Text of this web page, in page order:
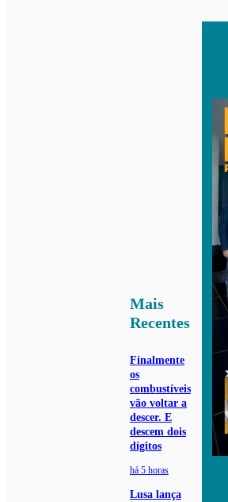
Mais
Recentes
Finalmente
os
combustíveis
vão voltar a
descer. E
descem dois
dígitos
há 5 horas
Lusa lança